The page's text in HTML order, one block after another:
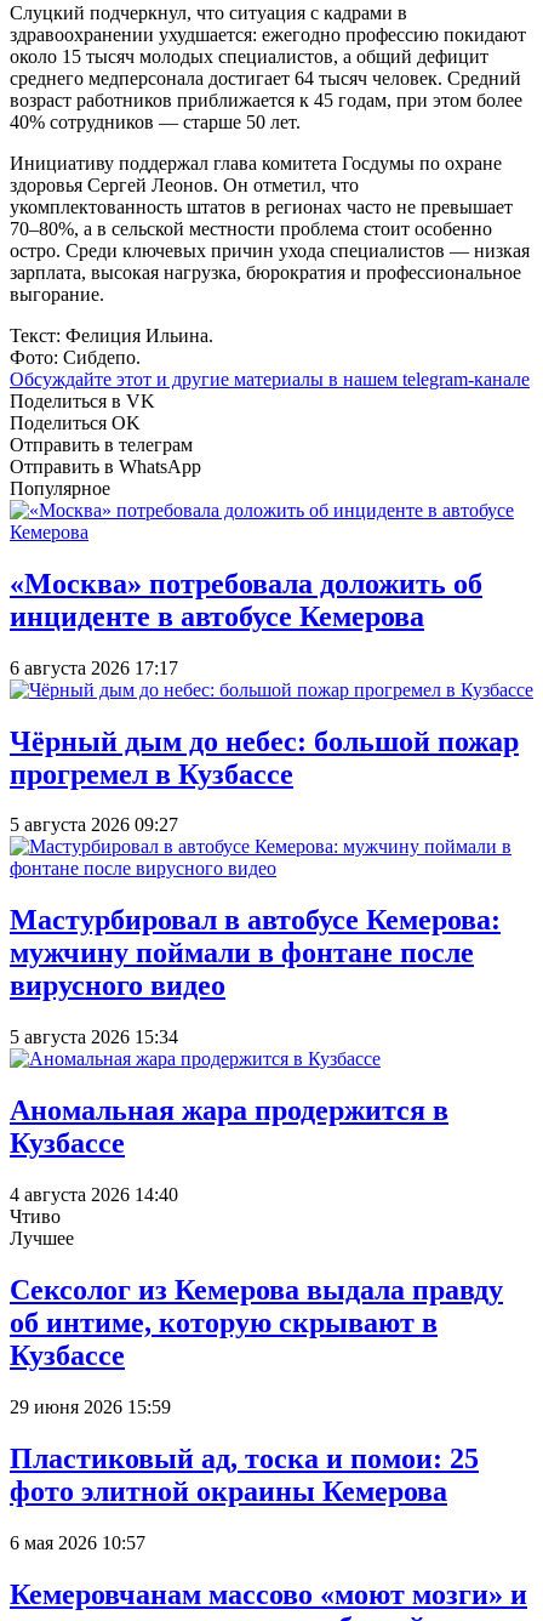
Слуцкий подчеркнул, что ситуация с кадрами в
здравоохранении ухудшается: ежегодно профессию покидают
около 15 тысяч молодых специалистов, а общий дефицит
среднего медперсонала достигает 64 тысяч человек. Средний
возраст работников приближается к 45 годам, при этом более
40% сотрудников — старше 50 лет.
Инициативу поддержал глава комитета Госдумы по охране
здоровья Сергей Леонов. Он отметил, что
укомплектованность штатов в регионах часто не превышает
70–80%, а в сельской местности проблема стоит особенно
остро. Среди ключевых причин ухода специалистов — низкая
зарплата, высокая нагрузка, бюрократия и профессиональное
выгорание.
Текст: Фелиция Ильина.
Фото: Сибдепо.
Обсуждайте этот и другие материалы в нашем telegram-канале
Поделиться в VK
Поделиться OK
Отправить в телеграм
Отправить в WhatsApp
Популярное
«Москва» потребовала доложить об
инциденте в автобусе Кемерова
6 августа 2026 17:17
Чёрный дым до небес: большой пожар
прогремел в Кузбассе
5 августа 2026 09:27
Мастурбировал в автобусе Кемерова:
мужчину поймали в фонтане после
вирусного видео
5 августа 2026 15:34
Аномальная жара продержится в
Кузбассе
4 августа 2026 14:40
Чтиво
Лучшее
Сексолог из Кемерова выдала правду
об интиме, которую скрывают в
Кузбассе
29 июня 2026 15:59
Пластиковый ад, тоска и помои: 25
фото элитной окраины Кемерова
6 мая 2026 10:57
Кемеровчанам массово «моют мозги» и